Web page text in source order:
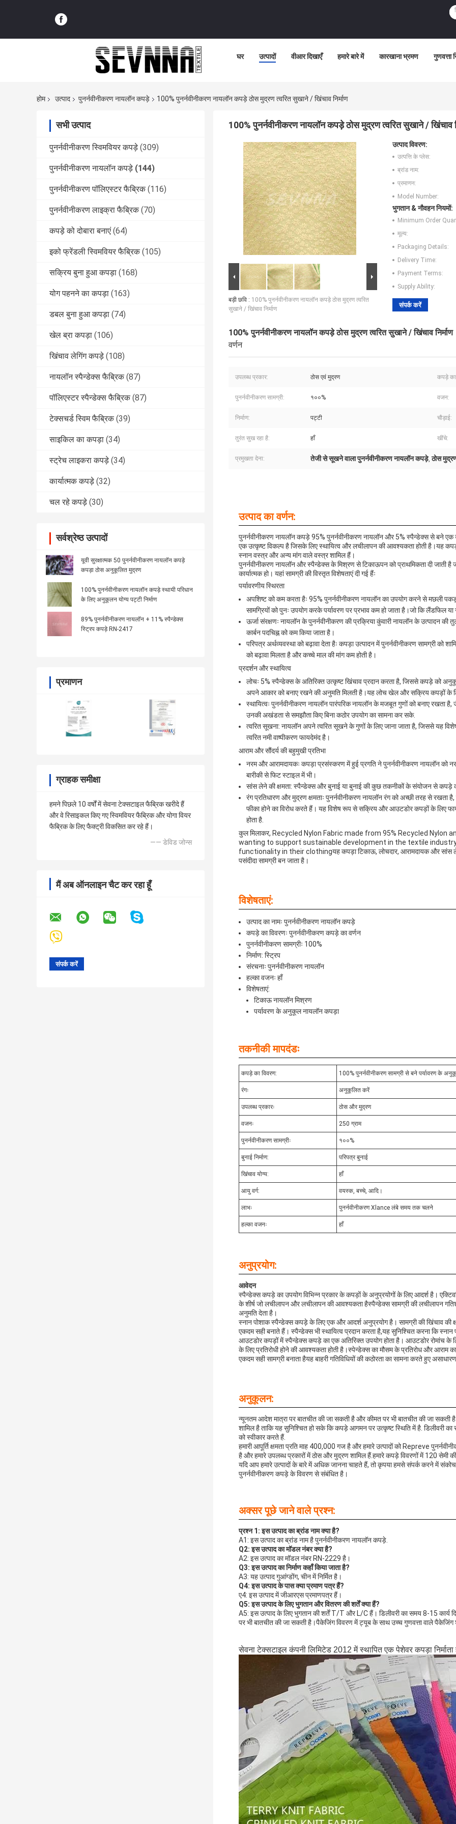
घर उत्पादों वीआर दिखाएँ हमारे बारे में कारखाना भ्रमण गुणवत्ता
होम उत्पाद पुनर्नवीनीकरण नायलॉन कपड़े 100% पुनर्नवीनीकरण नायलॉन कपड़े ठोस मुद्रण त्वरित सुखाने / खिंचाव निर्माण
सभी उत्पाद
पुनर्नवीनीकरण स्विमवियर कपड़े (309)
पुनर्नवीनीकरण नायलॉन कपड़े (144)
पुनर्नवीनीकरण पॉलिएस्टर फैब्रिक (116)
पुनर्नवीनीकरण लाइक्रा फैब्रिक (70)
कपड़े को दोबारा बनाएं (64)
इको फ्रेंडली स्विमवियर फैब्रिक (105)
सक्रिय बुना हुआ कपड़ा (168)
योग पहनने का कपड़ा (163)
डबल बुना हुआ कपड़ा (74)
खेल ब्रा कपड़ा (106)
खिंचाव लेगिंग कपड़े (108)
नायलॉन स्पैन्डेक्स फैब्रिक (87)
पॉलिएस्टर स्पैन्डेक्स फैब्रिक (87)
टेक्सचर्ड स्विम फैब्रिक (39)
साइकिल का कपड़ा (34)
स्ट्रेच लाइकरा कपड़े (34)
कार्यात्मक कपड़े (32)
चल रहे कपड़े (30)
सर्वश्रेष्ठ उत्पादों
यूवी सुरक्षात्मक 50 पुनर्नवीनीकरण नायलॉन कपड़े
कपड़ा ठोस अनुकूलित मुद्रण
100% पुनर्नवीनीकरण नायलॉन कपड़े स्थायी परिधान
के लिए अनुकूलन योग्य पट्टी निर्माण
89% पुनर्नवीनीकरण नायलॉन + 11% स्पैन्डेक्स
स्ट्रिप कपड़े RN-2417
प्रमाणन
ग्राहक समीक्षा
हमने पिछले 10 वर्षों में सेवना टेक्सटाइल फैब्रिक खरीदे हैं
और वे रिसाइकल किए गए स्विमवियर फैब्रिक और योगा वियर
फैब्रिक के लिए फैक्ट्री विकसित कर रहे हैं।
—— डेविड जोन्स
मैं अब ऑनलाइन चैट कर रहा हूँ
100% पुनर्नवीनीकरण नायलॉन कपड़े ठोस मुद्रण त्वरित सुखाने / खिंचाव
बड़ी छवि : 100% पुनर्नवीनीकरण नायलॉन कपड़े ठोस मुद्रण त्वरित
सुखाने / खिंचाव निर्माण
उत्पाद विवरण:
उत्पत्ति के प्लेस:
ब्रांड नाम:
प्रमाणन:
Model Number:
भुगतान & नौवहन नियमों:
Minimum Order
मूल्य:
Packaging Details:
Delivery Time:
Payment Terms:
Supply Ability:
संपर्क करें
100% पुनर्नवीनीकरण नायलॉन कपड़े ठोस मुद्रण त्वरित सुखाने / खिंचाव निर्माण
वर्णन
उपलब्ध प्रकार: ठोस एवं मुद्रण कपड़े का
पुनर्नवीनीकरण सामग्री: १००% वजन:
निर्माण: पट्टी चौड़ाई:
तुरंत सुख रहा है: हाँ खींचे:
प्रमुखता देना: तेजी से सूखने वाला पुनर्नवीनीकरण नायलॉन कपड़े,ठोस
उत्पाद का वर्णन:
पुनर्नवीनीकरण नायलॉन कपड़े 95% पुनर्नवीनीकरण नायलॉन और 5% स्पैन्डेक्स से बने
एक उत्कृष्ट विकल्प है जिसके लिए स्थायित्व और लचीलापन की आवश्यकता होती है।यह
स्नान वस्त्र और अन्य मांग वाले वस्त्र शामिल हैं।
पुनर्नवीनीकरण नायलॉन और स्पैन्डेक्स के मिश्रण से टिकाऊपन को प्राथमिकता दी जाती है
कार्यात्मक हो। यहां सामग्री की विस्तृत विशेषताएं दी गई हैंः
पर्यावरणीय स्थिरता
अपशिष्ट को कम करता हैः 95% पुनर्नवीनीकरण नायलॉन का उपयोग करने से मछली
सामग्रियों को पुनः उपयोग करके पर्यावरण पर प्रभाव कम हो जाता है।जो कि लैंडफिल या
ऊर्जा संरक्षणः नायलॉन के पुनर्नवीनीकरण की प्रक्रिया कुंवारी नायलॉन के उत्पादन
कार्बन पदचिह्न को कम किया जाता है।
परिपत्र अर्थव्यवस्था को बढ़ावा देता हैः कपड़ा उत्पादन में पुनर्नवीनीकरण सामग्री
को बढ़ावा मिलता है और कच्चे माल की मांग कम होती है।
प्रदर्शन और स्थायित्व
लोचः 5% स्पैन्डेक्स के अतिरिक्त उत्कृष्ट खिंचाव प्रदान करता है, जिससे कपड़े को
अपने आकार को बनाए रखने की अनुमति मिलती है।यह लोच खेल और सक्रिय कपड़ों के
स्थायित्वः पुनर्नवीनीकरण नायलॉन पारंपरिक नायलॉन के मजबूत गुणों को बनाए
उनकी अखंडता से समझौता किए बिना कठोर उपयोग का सामना कर सके.
त्वरित सूखना: नायलॉन अपने त्वरित सूखने के गुणों के लिए जाना जाता है, जिससे यह
त्वरित नमी वाष्पीकरण फायदेमंद है।
आराम और सौंदर्य की बहुमुखी प्रतिभा
नरम और आरामदायकः कपड़ा प्रसंस्करण में हुई प्रगति ने पुनर्नवीनीकरण नायलॉन को
बारीकी से फिट स्टाइल में भी।
सांस लेने की क्षमता: स्पैन्डेक्स और बुनाई या बुनाई की कुछ तकनीकों के संयोजन से कपड़े
रंग प्रतिधारण और मुद्रण क्षमताः पुनर्नवीनीकरण नायलॉन रंग को अच्छी तरह से
फीका होने का विरोध करते हैं। यह विशेष रूप से सक्रिय और आउटडोर कपड़ों के लिए
होता है.
कुल मिलाकर, Recycled Nylon Fabric made from 95% Recycled Nylon
wanting to support sustainable development in the textile
functionality in their clothingयह कपड़ा टिकाऊ, लोचदार, आरामदायक और सांस लेने
पसंदीदा सामग्री बन जाता है।
विशेषताएं:
उत्पाद का नामः पुनर्नवीनीकरण नायलॉन कपड़े
कपड़े का विवरणः पुनर्नवीनीकरण कपड़े का वर्णन
पुनर्नवीनीकरण सामग्रीः 100%
निर्माण: स्ट्रिप
संरचनाः पुनर्नवीनीकरण नायलॉन
हल्का वजनः हाँ
विशेषताएं:
टिकाऊ नायलॉन मिश्रण
पर्यावरण के अनुकूल नायलॉन कपड़ा
तकनीकी मापदंडः
कपड़े का विवरण: 100% पुनर्नवीनीकरण सामग्री से बने पर्यावरण के
रंगः अनुकूलित करें
उपलब्ध प्रकारः ठोस और मुद्रण
वजनः 250 ग्राम
पुनर्नवीनीकरण सामग्रीः १००%
बुनाई निर्माण: परिपत्र बुनाई
खिंचाव योग्य: हाँ
आयु वर्ग: वयस्क, बच्चे, आदि।
लाभः पुनर्नवीनीकरण Xlance लंबे समय तक चलने
हल्का वजनः हाँ
अनुप्रयोग:
आवेदन
स्पैन्डेक्स कपड़े का उपयोग विभिन्न प्रकार के कपड़ों के अनुप्रयोगों के लिए आदर्श है।
के शीर्ष जो लचीलापन और लचीलापन की आवश्यकता हैस्पैन्डेक्स सामग्री की लचीलापन
अनुमति देता है।
स्नान पोशाक स्पैन्डेक्स कपड़े के लिए एक और आदर्श अनुप्रयोग है। सामग्री की खिंचाव
एकदम सही बनाते हैं। स्पैन्डेक्स भी स्थायित्व प्रदान करता है,यह सुनिश्चित करना कि
आउटडोर कपड़ों में स्पैन्डेक्स कपड़े का एक अतिरिक्त उपयोग होता है। आउटडोर रोमांच के
के लिए प्रतिरोधी होने की आवश्यकता होती है।स्पेन्डेक्स का मौसम के प्रतिरोध और
एकदम सही सामग्री बनाता हैयह बाहरी गतिविधियों की कठोरता का सामना करते हुए
अनुकूलन:
न्यूनतम आदेश मात्रा पर बातचीत की जा सकती है और कीमत पर भी बातचीत की जा सकती
शामिल है ताकि यह सुनिश्चित हो सके कि कपड़े आगमन पर उत्कृष्ट स्थिति में है. डिलीवरी
को स्वीकार करते हैं.
हमारी आपूर्ति क्षमता प्रति माह 400,000 गज है और हमारे उत्पादों को Repreve
है और हमारे उपलब्ध प्रकारों में ठोस और मुद्रण शामिल हैं.हमारे कपड़े विवरणों में 120 सेमी
यदि आप हमारे उत्पादों के बारे में अधिक जानना चाहते हैं, तो कृपया हमसे संपर्क करने में
पुनर्नवीनीकरण कपड़े के विवरण से संबंधित है।
अक्सर पूछे जाने वाले प्रश्न:
प्रश्न 1: इस उत्पाद का ब्रांड नाम क्या है?
A1: इस उत्पाद का ब्रांड नाम है पुनर्नवीनीकरण नायलॉन कपड़े.
Q2: इस उत्पाद का मॉडल नंबर क्या है?
A2: इस उत्पाद का मॉडल नंबर RN-2229 है।
Q3: इस उत्पाद का निर्माण कहाँ किया जाता है?
A3: यह उत्पाद गुआंग्डोंग, चीन में निर्मित है।
Q4: इस उत्पाद के पास क्या प्रमाण पत्र हैं?
ए4: इस उत्पाद में जीआरएस प्रमाणपत्र हैं।
Q5: इस उत्पाद के लिए भुगतान और वितरण की शर्तें क्या हैं?
A5: इस उत्पाद के लिए भुगतान की शर्तें T/T और L/C हैं। डिलीवरी का समय 8-15 कार्य
पर भी बातचीत की जा सकती है।पैकेजिंग विवरण में ट्यूब के साथ उच्च गुणवत्ता वाले पैकेजिंग
सेवना टेक्सटाइल कंपनी लिमिटेड 2012 में स्थापित एक पेशेवर कपड़ा निर्माता